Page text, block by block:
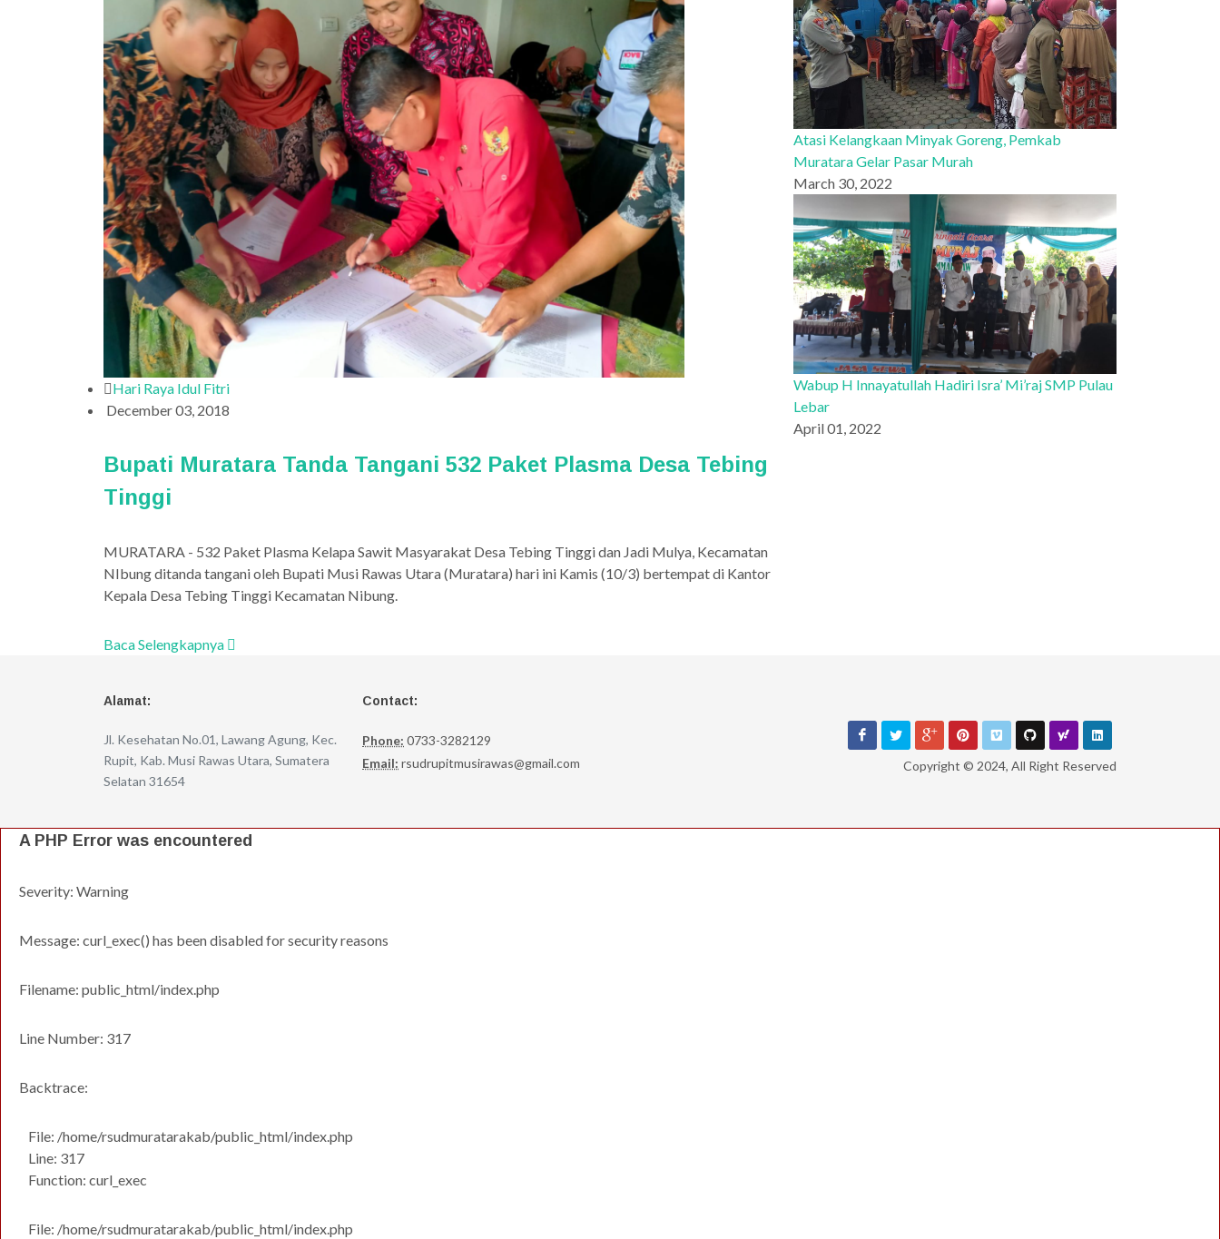
Hari Raya Idul Fitri
December 03, 2018
Bupati Muratara Tanda Tangani 532 Paket Plasma Desa Tebing
Tinggi
MURATARA - 532 Paket Plasma Kelapa Sawit Masyarakat Desa Tebing Tinggi dan Jadi Mulya, Kecamatan
NIbung ditanda tangani oleh Bupati Musi Rawas Utara (Muratara) hari ini Kamis (10/3) bertempat di Kantor
Kepala Desa Tebing Tinggi Kecamatan Nibung.
Baca Selengkapnya
Atasi Kelangkaan Minyak Goreng, Pemkab
Muratara Gelar Pasar Murah
March 30, 2022
Wabup H Innayatullah Hadiri Isra’ Mi’raj SMP Pulau
Lebar
April 01, 2022
Alamat:
Jl. Kesehatan No.01, Lawang Agung, Kec.
Rupit, Kab. Musi Rawas Utara, Sumatera
Selatan 31654
Contact:
Phone: 0733-3282129
Email: rsudrupitmusirawas@gmail.com Copyright © 2024, All Right Reserved
A PHP Error was encountered
Severity: Warning
Message: curl_exec() has been disabled for security reasons
Filename: public_html/index.php
Line Number: 317
Backtrace:
File: /home/rsudmuratarakab/public_html/index.php
Line: 317
Function: curl_exec
File: /home/rsudmuratarakab/public_html/index.php